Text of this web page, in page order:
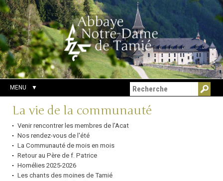
Aller
au
contenu.
|
Aller
à
la
navigation
Outils
personnels
Chercher par
Recherche
avancée…
MENU
Navigation
La vie de la communauté
Venir rencontrer les membres de l'Acat
Nos rendez-vous de l'été
La Communauté de mois en mois
Retour au Père de f. Patrice
Homélies 2025-2026
Les chants des moines de Tamié